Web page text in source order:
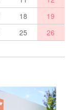
18
19
25
26